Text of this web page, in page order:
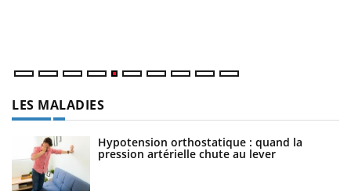
LES MALADIES
Hypotension orthostatique : quand la
pression artérielle chute au lever